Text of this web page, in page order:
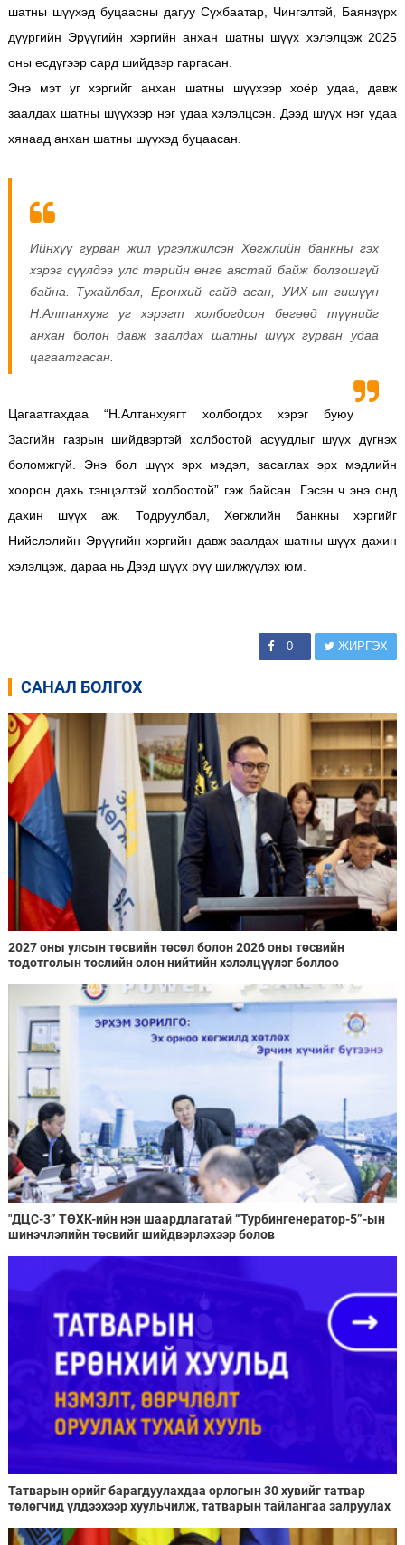
шатны шүүхэд буцаасны дагуу Сүхбаатар, Чингэлтэй, Баянзүрх
дүүргийн Эрүүгийн хэргийн анхан шатны шүүх хэлэлцэж 2025
оны есдүгээр сард шийдвэр гаргасан.
Энэ мэт уг хэргийг анхан шатны шүүхээр хоёр удаа, давж
заалдах шатны шүүхээр нэг удаа хэлэлцсэн. Дээд шүүх нэг удаа
хянаад анхан шатны шүүхэд буцаасан.
Ийнхүү гурван жил үргэлжилсэн Хөгжлийн банкны гэх
хэрэг сүүлдээ улс төрийн өнгө аястай байж болзошгүй
байна. Тухайлбал, Ерөнхий сайд асан, УИХ-ын гишүүн
Н.Алтанхуяг уг хэрэгт холбогдсон бөгөөд түүнийг
анхан болон давж заалдах шатны шүүх гурван удаа
цагаатгасан.
Цагаатгахдаа “Н.Алтанхуягт холбогдох хэрэг буюу
Засгийн газрын шийдвэртэй холбоотой асуудлыг шүүх дүгнэх
боломжгүй. Энэ бол шүүх эрх мэдэл, засаглах эрх мэдлийн
хоорон дахь тэнцэлтэй холбоотой” гэж байсан. Гэсэн ч энэ онд
дахин шүүх аж. Тодруулбал, Хөгжлийн банкны хэргийг
Нийслэлийн Эрүүгийн хэргийн давж заалдах шатны шүүх дахин
хэлэлцэж, дараа нь Дээд шүүх рүү шилжүүлэх юм.
0 ЖИРГЭХ
САНАЛ БОЛГОХ
2027 оны улсын төсвийн төсөл болон 2026 оны төсвийн
тодотголын төслийн олон нийтийн хэлэлцүүлэг боллоо
"ДЦС-3” ТӨХК-ийн нэн шаардлагатай “Турбингенератор-5”-ын
шинэчлэлийн төсвийг шийдвэрлэхээр болов
Татварын өрийг барагдуулахдаа орлогын 30 хувийг татвар
төлөгчид үлдээхээр хуульчилж, татварын тайлангаа залруулах